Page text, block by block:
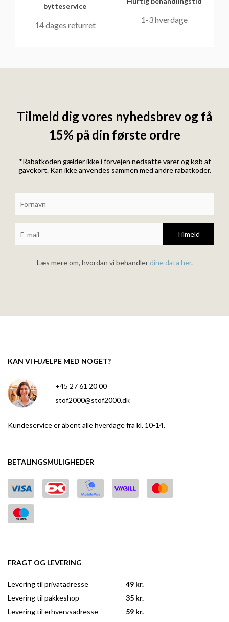
bytteservice
14 dages returret
1-3 hverdage
Tilmeld dig vores nyhedsbrev og få
15% på din første ordre
*Rabatkoden gælder ikke i forvejen nedsatte varer og køb af
gavekort. Kan ikke anvendes sammen med andre rabatkoder.
Tilmeld
Læs mere om, hvordan vi behandlerdine data her.
KAN VI HJÆLPE MED NOGET?
+45 27 61 20 00
stof2000@stof2000.dk
Kundeservice er åbent alle hverdage fra kl. 10-14.
BETALINGSMULIGHEDER
FRAGT OG LEVERING
Levering til privatadresse
Levering til pakkeshop
Levering til erhvervsadresse
49 kr.
35 kr.
59 kr.